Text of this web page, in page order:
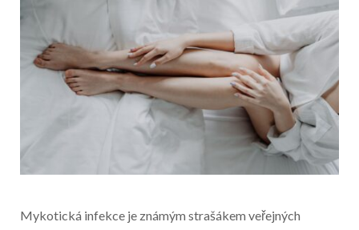
Mykotická infekce je známým strašákem veřejných